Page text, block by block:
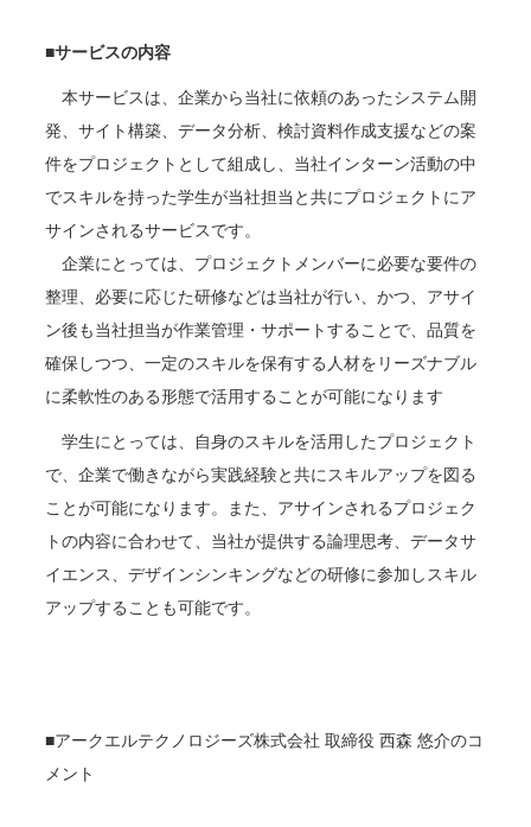
■サービスの内容
本サービスは、企業から当社に依頼のあったシステム開
発、サイト構築、データ分析、検討資料作成支援などの案
件をプロジェクトとして組成し、当社インターン活動の中
でスキルを持った学生が当社担当と共にプロジェクトにア
サインされるサービスです。
企業にとっては、プロジェクトメンバーに必要な要件の
整理、必要に応じた研修などは当社が行い、かつ、アサイ
ン後も当社担当が作業管理・サポートすることで、品質を
確保しつつ、一定のスキルを保有する人材をリーズナブル
に柔軟性のある形態で活用することが可能になります
学生にとっては、自身のスキルを活用したプロジェクト
で、企業で働きながら実践経験と共にスキルアップを図る
ことが可能になります。また、アサインされるプロジェク
トの内容に合わせて、当社が提供する論理思考、データサ
イエンス、デザインシンキングなどの研修に参加しスキル
アップすることも可能です。
■アークエルテクノロジーズ株式会社 取締役 西森 悠介のコ
メント